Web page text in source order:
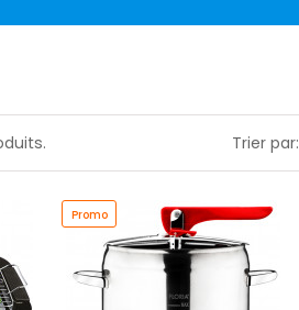
Trier par:
Promo